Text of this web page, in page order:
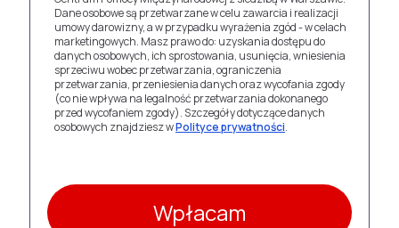
Dane osobowe są przetwarzane w celu zawarcia i realizacji
umowy darowizny, a w przypadku wyrażenia zgód - w celach
marketingowych. Masz prawo do: uzyskania dostępu do
danych osobowych, ich sprostowania, usunięcia, wniesienia
sprzeciwu wobec przetwarzania, ograniczenia
przetwarzania, przeniesienia danych oraz wycofania zgody
(co nie wpływa na legalność przetwarzania dokonanego
przed wycofaniem zgody). Szczegóły dotyczące danych
osobowych znajdziesz wPolityce prywatności.
Wpłacam